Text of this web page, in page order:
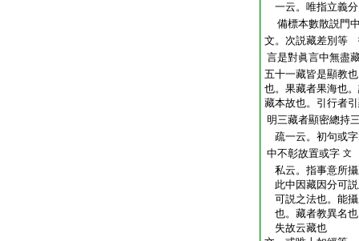
一云。唯指立義
備標本數散説門
文。次説藏差別等
言是對眞言中無盡
五十一藏皆是顯教
也。果藏者果海也
藏本故也。引行者
明三藏者顯密總持
疏一云。初句或
中不彰故置或字 文
私云。指事意所
此中因藏因分可
可説之法也。能
也。藏者教異名
失故云藏也